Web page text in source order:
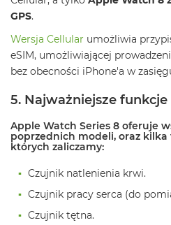
A
M
4
a
c
o
o
A
i
r
3
GPS.
Wersja Cellular umożliwia
eSIM, umożliwiającej
bez obecności iPhone'a w
5. Najważniejsze funkcje
Apple Watch Series 8 oferuje
poprzednich modeli, oraz
których zaliczamy:
Czujnik natlenienia krwi.
Czujnik pracy serca (do
Czujnik tętna.